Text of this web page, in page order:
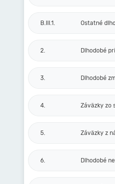
B.III.1. Ostatné
2. Dlhodobé
3. Dlhodobé
4. Záväzky zo
5. Záväzky z
6. Dlhodobé